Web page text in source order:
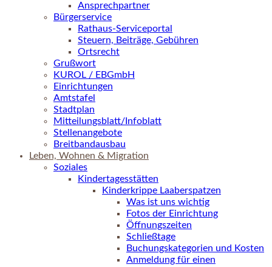
Ansprechpartner
Bürgerservice
Rathaus-Serviceportal
Steuern, Beiträge, Gebühren
Ortsrecht
Grußwort
KUROL / EBGmbH
Einrichtungen
Amtstafel
Stadtplan
Mitteilungsblatt/Infoblatt
Stellenangebote
Breitbandausbau
Leben, Wohnen & Migration
Soziales
Kindertagesstätten
Kinderkrippe Laaberspatzen
Was ist uns wichtig
Fotos der Einrichtung
Öffnungszeiten
Schließtage
Buchungskategorien und Kosten
Anmeldung für einen